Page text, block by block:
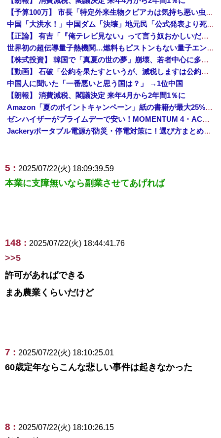
【予算100万】 市長「特定外来生物クビアカは気持ち悪い虫だしそんな需要ないと思う」1匹300円相当の報奨金→初日に42万取られ焦り
中国「大洪水！」中国ダム「決壊」地元民「公式発表より死者多い！」中国政府「住民拘束！（安否不明」中国当局「救助隊動画も削除」台風13号「三峡ダム接近中」→
【正論】 有吉「『俺テレビ見ない』って言う奴おかしいだろ。団子屋で『団子食べない』って言うか？」
世界初の超伝導量子熱機関…燃料もピストンもない量子エンジンが回った！
【株式投資】 韓国で「真夏の世の夢」崩壊、若者中心に多くの人が「人生オワタ」―中国メディア
【動画】 石破「公約を果たすというが、減税しますは公約ではない。検討を加速するというのが公約だ」
中国人に聞いた「一番悪いと思う国は？」 →1位中国
【朗報】 消費減税、閣議決定 来年4月から2年間1％に
Amazon「夏のポイントキャンペーン」紙の書籍が最大25%ポイント還元 対象と条件を整理（2026年7月）
ゼンハイザーがプライムデーで安い！MOMENTUM 4・ACCENTUMなど対象モデルまとめ！
Jackeryポータブル電源が防災・停電対策に！選び方まとめ【プライムデー最終日】
5 : 2025/07/22(火) 18:09:39.59
本業に支障無いなら副業させてあげれば
148 : 2025/07/22(火) 18:44:41.76
>>5
許可があればできる
まあ農業くらいだけど
7 : 2025/07/22(火) 18:10:25.01
60歳定年ならこんな悲しい事件は起きなかった
8 : 2025/07/22(火) 18:10:26.15